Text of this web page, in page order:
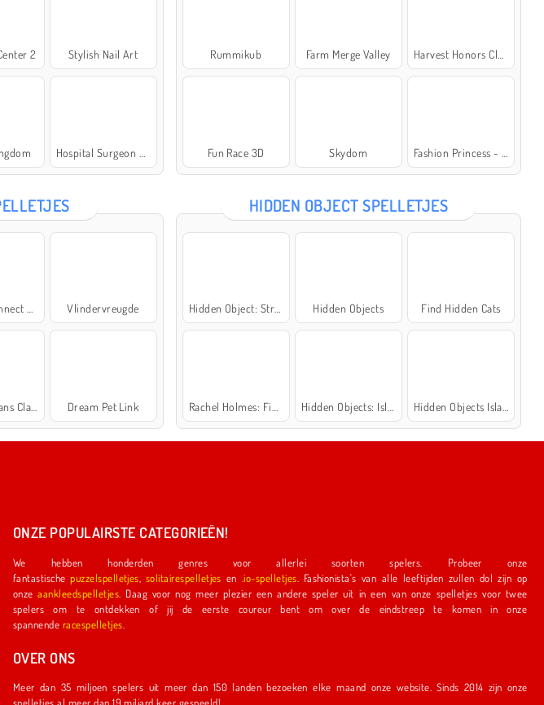
2 Stylish Nail Art Rummikub Farm Merge Valley
Fun Race 3D Skydom
Vlindervreugde
Dream Pet Link
HIDDEN OBJECT SPELLETJES
Hidden Objects Find Hidden Cats
ONZE POPULAIRSTE CATEGORIEËN!
We hebben honderden genres voor allerlei soorten spelers. Probeer onze
fantastischepuzzelspelletjes solitairespelletjes en .io-spelletjes
onzeaankleedspelletjes . Daag voor nog meer plezier een andere speler uit in een van onze spelletjes voor twee
spelers om te ontdekken of jij de eerste coureur bent om over de eindstreep te komen in onze
spannende racespelletjes
OVER ONS
Meer dan 35 miljoen spelers uit meer dan 150 landen bezoeken elke maand onze website. Sinds 2014 zijn onze